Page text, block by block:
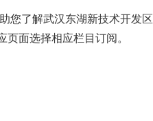
您了解武汉东湖新技术开发
面选择相应栏目订阅。